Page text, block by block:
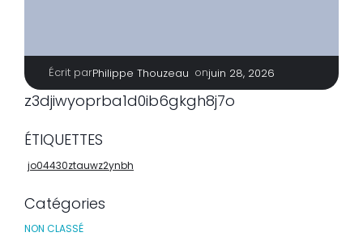
Écrit parPhilippe Thouzeau onjuin 28, 2026
z3djiwyoprba1d0ib6gkgh8j7o
ÉTIQUETTES
jo04430ztauwz2ynbh
Catégories
NON CLASSÉ